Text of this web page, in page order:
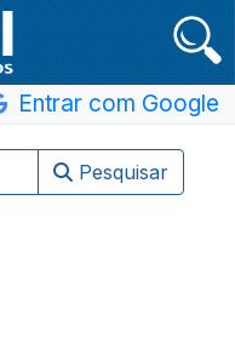
Entrar com Google
Pesquisar